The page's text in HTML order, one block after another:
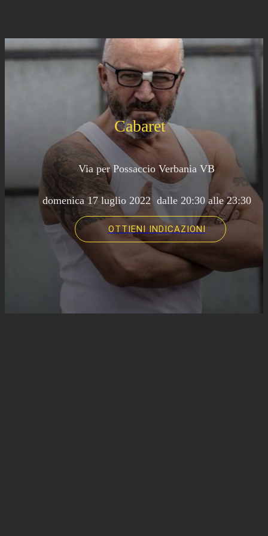
Cabaret
Via per Possaccio Verbania VB
domenica 17 luglio 2022  dalle 20:30 alle 23:30
OTTIENI INDICAZIONI